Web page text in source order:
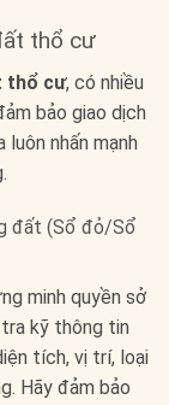
thổ cư
thổ cư, có nhiều
bảo giao dịch
luôn nhấn mạnh
đất (Sổ đỏ/Sổ
minh quyền sở
kỹ thông tin
tích, vị trí, loại
Hãy đảm bảo